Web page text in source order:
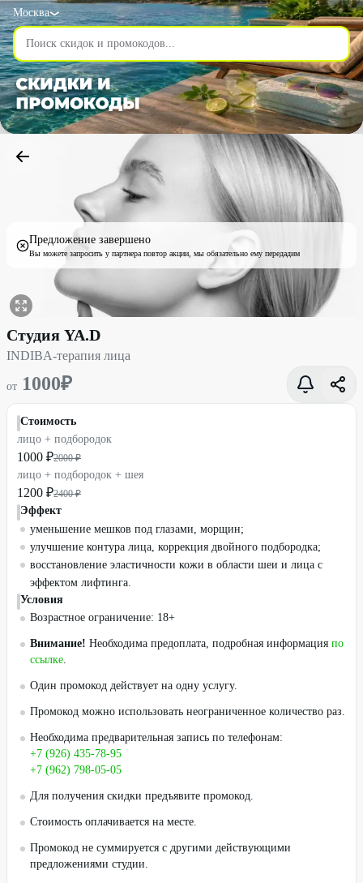
Москва
Предложение завершено
Вы можете запросить у партнера повтор акции, мы обязательно ему передадим
INDIBA-терапия лица со скидкой 50% - Студия YA.D в Москве
Студия YA.D
INDIBA-терапия лица
от 1000₽
Стоимость
лицо + подбородок
1000 ₽2000 ₽
лицо + подбородок + шея
1200 ₽2400 ₽
Эффект
уменьшение мешков под глазами, морщин;
улучшение контура лица, коррекция двойного подбородка;
восстановление эластичности кожи в области шеи и лица с
эффектом лифтинга.
Условия
Возрастное ограничение: 18+
Внимание! Необходима предоплата, подробная информация по
ссылке.
Один промокод действует на одну услугу.
Промокод можно использовать неограниченное количество раз.
Необходима предварительная запись по телефонам:
+7 (926) 435-78-95
+7 (962) 798-05-05
Для получения скидки предъявите промокод.
Стоимость оплачивается на месте.
Промокод не суммируется с другими действующими
предложениями студии.